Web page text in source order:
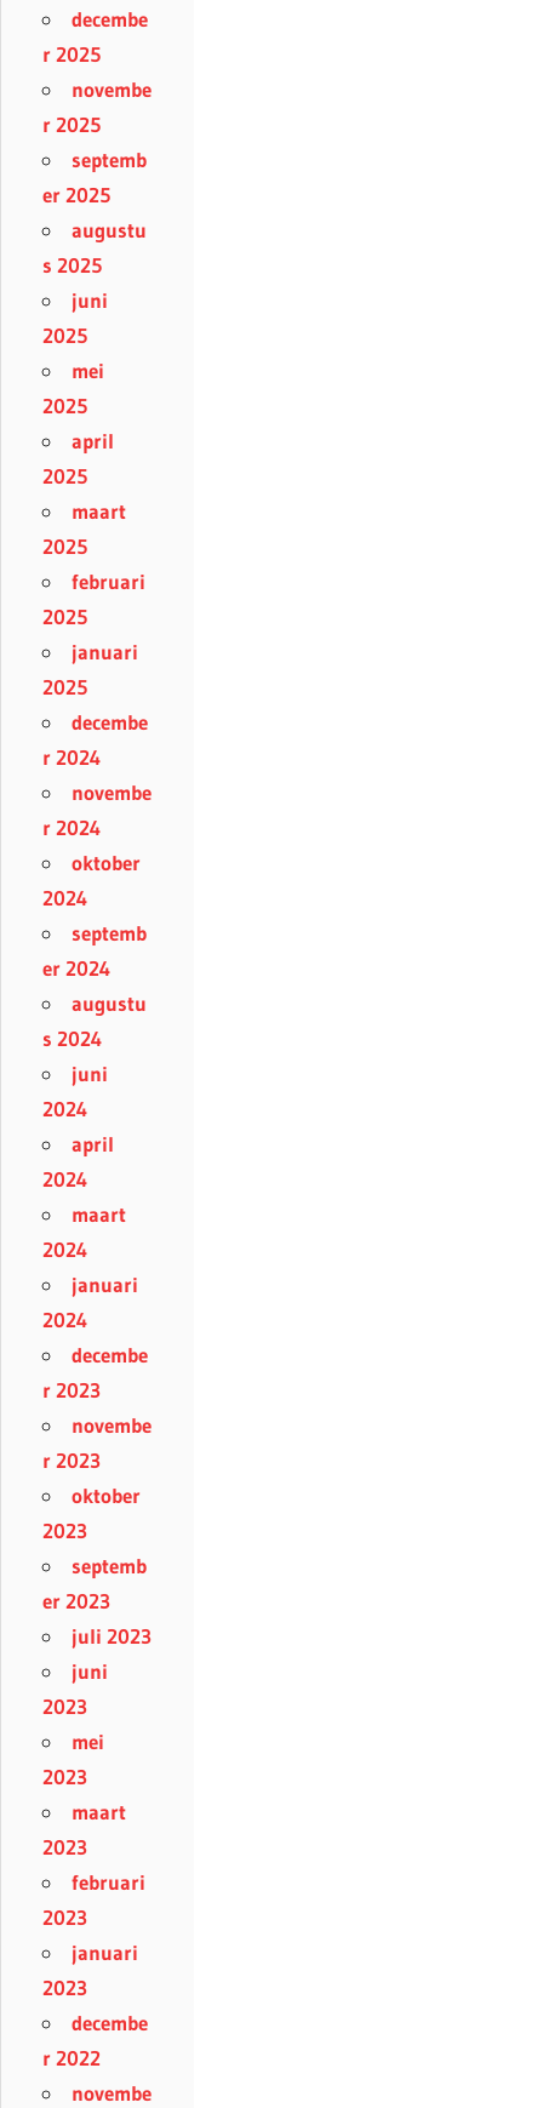
decembe
r 2025
novembe
r 2025
septemb
er 2025
augustu
s 2025
juni
2025
mei
2025
april
2025
maart
2025
februari
2025
januari
2025
decembe
r 2024
novembe
r 2024
oktober
2024
septemb
er 2024
augustu
s 2024
juni
2024
april
2024
maart
2024
januari
2024
decembe
r 2023
novembe
r 2023
oktober
2023
septemb
er 2023
juli 2023
juni
2023
mei
2023
maart
2023
februari
2023
januari
2023
decembe
r 2022
novembe